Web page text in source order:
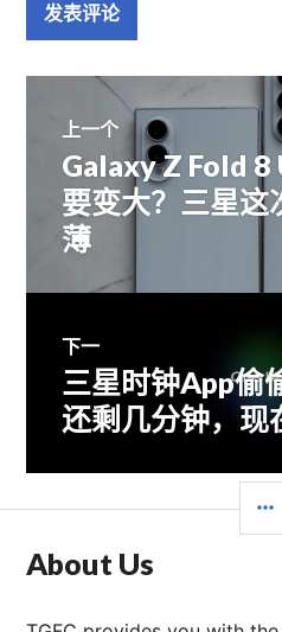
文
章
导
航
上一个
上
篇
文
章：
Galaxy Z Fold
要变大？三星这
薄
下一
下
篇
文
三星时钟App偷
还剩几分钟，现
About Us